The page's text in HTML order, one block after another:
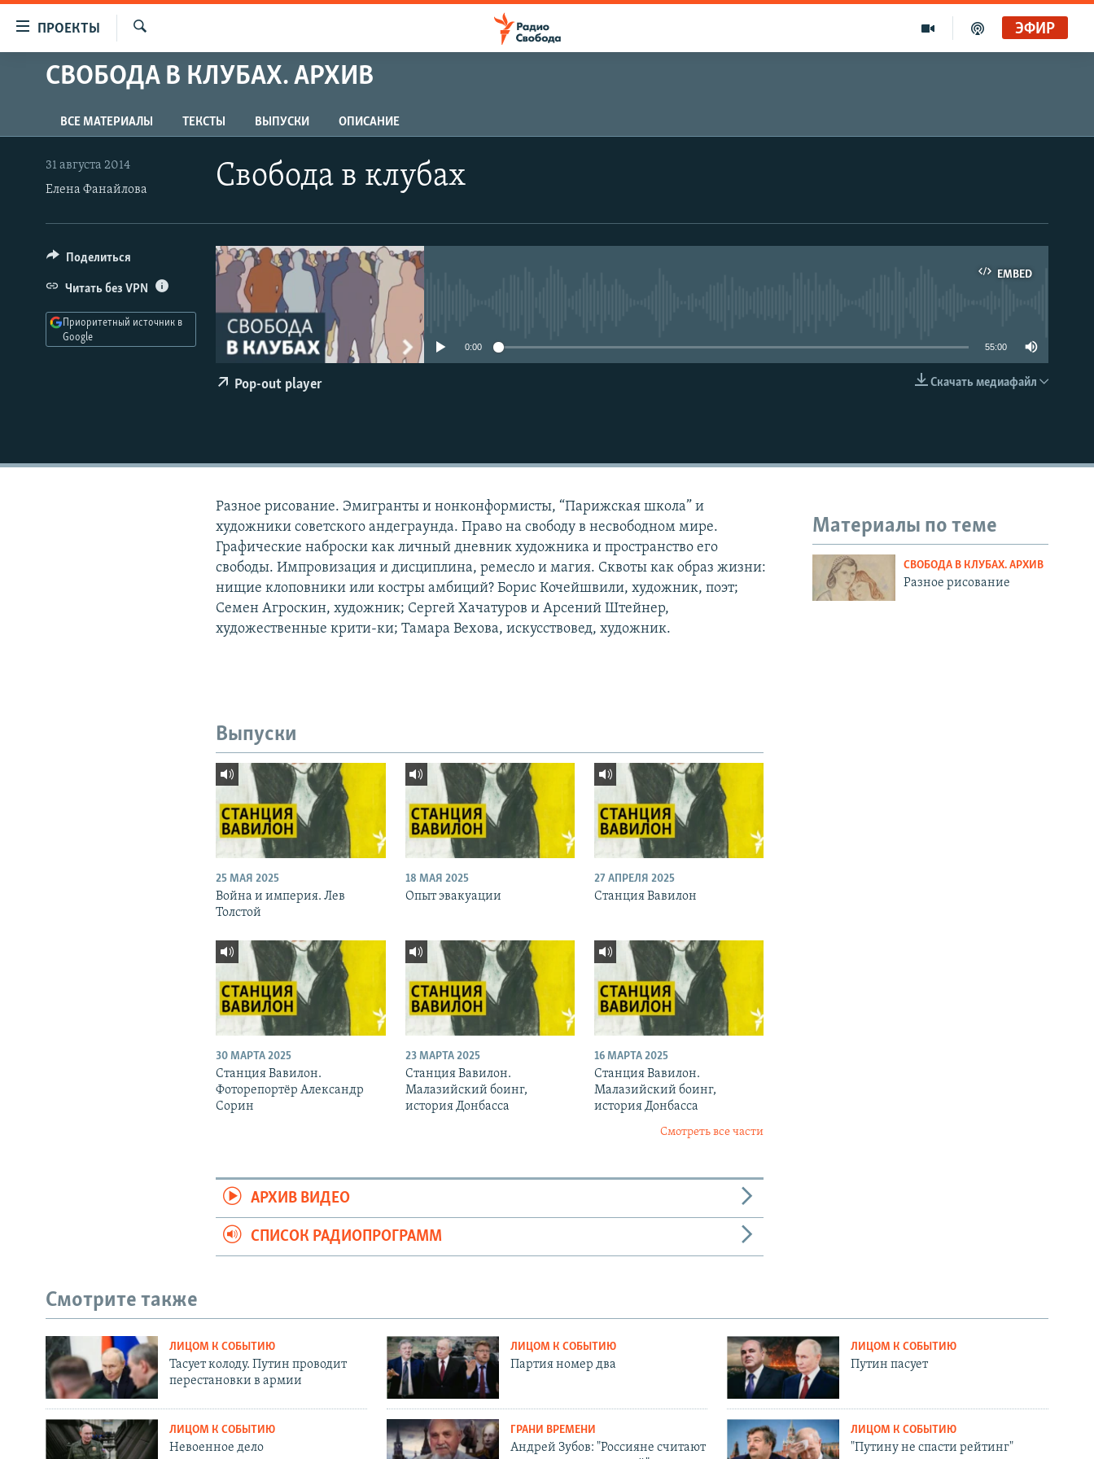
упрощенного
Вернуться
к
основному
содержанию
навигации
Вернутся
ПРОЕКТЫ
ПРОГРАММЫ
АВТОРСКИЕ ПРОЕКТЫ
ЦИТАТЫ СВОБОДЫ
МНЕНИЯ
КУЛЬТУРА
IDEL.РЕАЛИИ
КАВКАЗ.РЕАЛИИ
СЕВЕР.РЕАЛИИ
СИБИРЬ.РЕАЛИИ
ЭФИР
СВОБОДА В КЛУБАХ. АРХИВ
ВСЕ МАТЕРИАЛЫ ТЕКСТЫ ВЫПУСКИ ОПИСАНИЕ
Свобода в клубах
31 августа 2014
Елена Фанайлова
EMBED
EMBED
0:00 55:00
Скачать медиафайл
Pop-out player
Поделиться
Читать без VPN
Приоритетный источник в
Google
Разное рисование. Эмигранты и нонконформисты, “Парижская школа” и
художники советского андеграунда. Право на свободу в несвободном мире.
Графические наброски как личный дневник художника и пространство его
свободы. Импровизация и дисциплина, ремесло и магия. Сквоты как образ жизни:
нищие клоповники или костры амбиций? Борис Кочейшвили, художник, поэт;
Семен Агроскин, художник; Сергей Хачатуров и Арсений Штейнер,
художественные крити-ки; Тамара Вехова, искусствовед, художник.
Материалы по теме
СВОБОДА В КЛУБАХ. АРХИВ
Разное рисование
Выпуски
25 МАЯ 2025
Война и империя. Лев
Толстой
18 МАЯ 2025
Опыт эвакуации
27 АПРЕЛЯ 2025
Станция Вавилон
30 МАРТА 2025
Станция Вавилон.
Фоторепортёр Александр
Сорин
23 МАРТА 2025
Станция Вавилон.
Малазийский боинг,
история Донбасса
16 МАРТА 2025
Станция Вавилон.
Малазийский боинг,
история Донбасса
Смотреть все части
АРХИВ ВИДЕО
СПИСОК РАДИОПРОГРАММ
Смотрите также
ЛИЦОМ К СОБЫТИЮ
Тасует колоду. Путин проводит
перестановки в армии
ЛИЦОМ К СОБЫТИЮ
Партия номер два
ЛИЦОМ К СОБЫТИЮ
Путин пасует
ЛИЦОМ К СОБЫТИЮ
Невоенное дело
ГРАНИ ВРЕМЕНИ
Андрей Зубов: "Россияне считают
ЛИЦОМ К СОБЫТИЮ
"Путину не спасти рейтинг"